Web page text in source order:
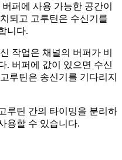
퍼에 사용 가능한 공간이
되고 고루틴은 수신기를
니다.
작업은 채널의 버퍼가 비
. 버퍼에 값이 있으면 수신
루틴은 송신기를 기다리지
루틴 간의 타이밍을 분리하
용할 수 있습니다.